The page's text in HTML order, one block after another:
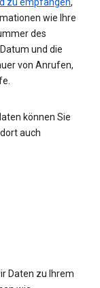
zu empfangen,
wie Ihre
des
und die
von Anrufen,
können Sie
auch
Daten zu Ihrem